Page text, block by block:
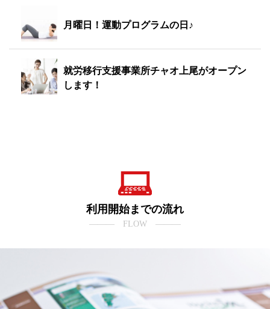
月曜日！運動プログラムの日♪
就労移行支援事業所チャオ上尾がオープン
します！
利用開始までの流れ
――― FLOW ―――